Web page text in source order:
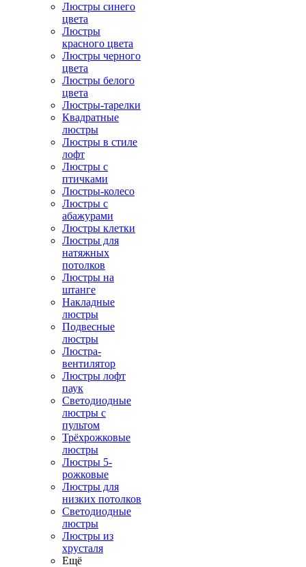
Люстры синего
цвета
Люстры
красного цвета
Люстры черного
цвета
Люстры белого
цвета
Люстры-тарелки
Квадратные
люстры
Люстры в стиле
лофт
Люстры с
птичками
Люстры-колесо
Люстры с
абажурами
Люстры клетки
Люстры для
натяжных
потолков
Люстры на
штанге
Накладные
люстры
Подвесные
люстры
Люстра-
вентилятор
Люстры лофт
паук
Светодиодные
люстры с
пультом
Трёхрожковые
люстры
Люстры 5-
рожковые
Люстры для
низких потолков
Cветодиодные
люстры
Люстры из
хрусталя
Ещё